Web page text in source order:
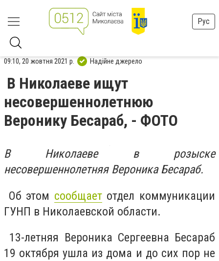
Рус
09:10, 20 жовтня 2021 р. Надійне джерело
В Николаеве ищут
несовершеннолетнюю
Веронику Бесараб, - ФОТО
В Николаеве в розыске
несовершеннолетняя Вероника Бесараб.
Об этом сообщаетотдел коммуникации
ГУНП в Николаевской области.
13-летняя Вероника Сергеевна Бесараб
19 октября ушла из дома и до сих пор не